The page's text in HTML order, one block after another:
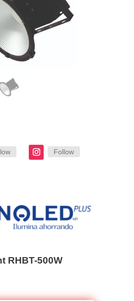
Follow
RHBT-500W